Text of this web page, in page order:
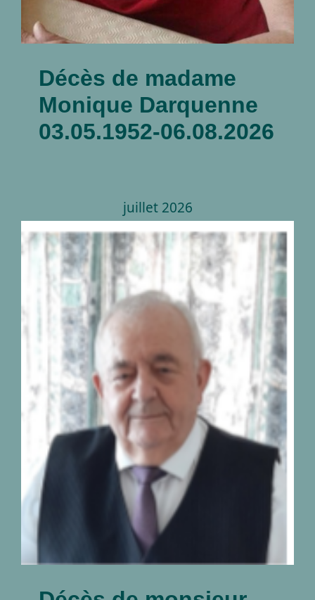
Décès de madame
Monique Darquenne
03.05.1952-06.08.2026
juillet 2026
Décès de monsieur
Georges Peetermans
04.09.1942-28.07.2026
nécrologies